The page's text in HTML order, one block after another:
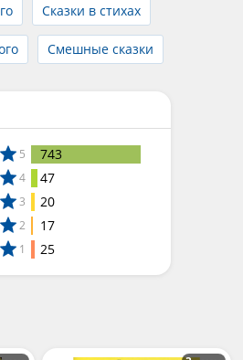
Сказки в стихах
Смешные сказки
5 743
4 47
3 20
2 17
1 25